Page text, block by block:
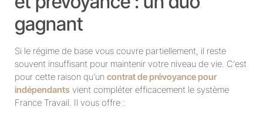
gagnant
Si le régime de base vous couvre partiellement, il reste
souvent insuffisant pour maintenir votre niveau de vie. C’est
pour cette raison qu’un contrat de prévoyance pour
indépendants vient compléter efficacement le système
France Travail. Il vous offre :